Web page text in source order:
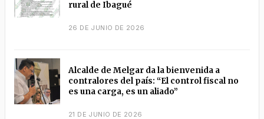
rural de Ibagué
26 DE JUNIO DE 2026
Alcalde de Melgar da la bienvenida a
contralores del país: “El control fiscal no
es una carga, es un aliado”
21 DE JUNIO DE 2026